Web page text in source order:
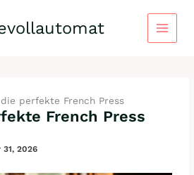
perfekte French Press
French Press
31, 2026